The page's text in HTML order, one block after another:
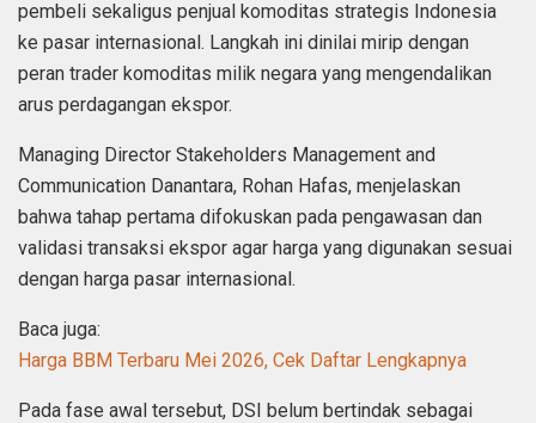
pembeli sekaligus penjual komoditas strategis Indonesia
ke pasar internasional. Langkah ini dinilai mirip dengan
peran trader komoditas milik negara yang mengendalikan
arus perdagangan ekspor.
Managing Director Stakeholders Management and
Communication Danantara, Rohan Hafas, menjelaskan
bahwa tahap pertama difokuskan pada pengawasan dan
validasi transaksi ekspor agar harga yang digunakan sesuai
dengan harga pasar internasional.
Baca juga:
Harga BBM Terbaru Mei 2026, Cek Daftar Lengkapnya
Pada fase awal tersebut, DSI belum bertindak sebagai